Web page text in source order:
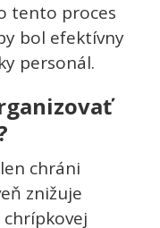
tento proces
bol efektívny
personál.
chráni
znižuje